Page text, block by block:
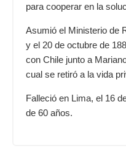
para cooperar en la
Asumió el Ministerio de
y el 20 de octubre de
con Chile junto a
cual se retiró a la vida
Falleció en Lima, el 16
de 60 años.